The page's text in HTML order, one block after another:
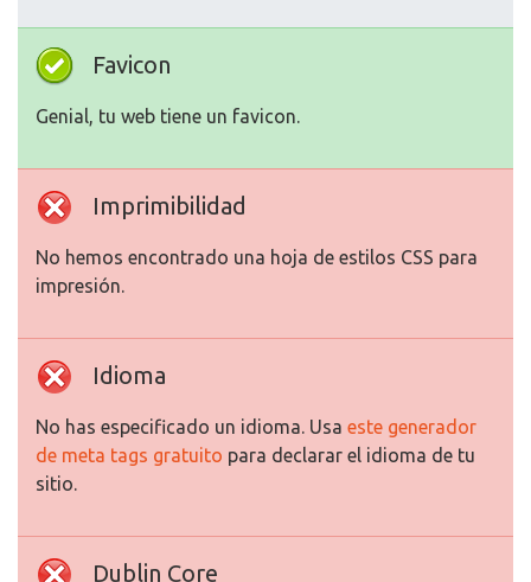
Favicon
Genial, tu web tiene un favicon.
Imprimibilidad
No hemos encontrado una hoja de estilos CSS para
impresión.
Idioma
No has especificado un idioma. Usa este generador
de meta tags gratuito para declarar el idioma de tu
sitio.
Dublin Core